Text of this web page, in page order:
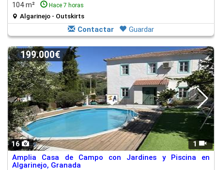
104 m²
Hace 7 horas
Algarinejo - Outskirts
Contactar Guardar
16 1
199.000€
Amplia Casa de Campo con Jardines y Piscina en
Algarinejo, Granada